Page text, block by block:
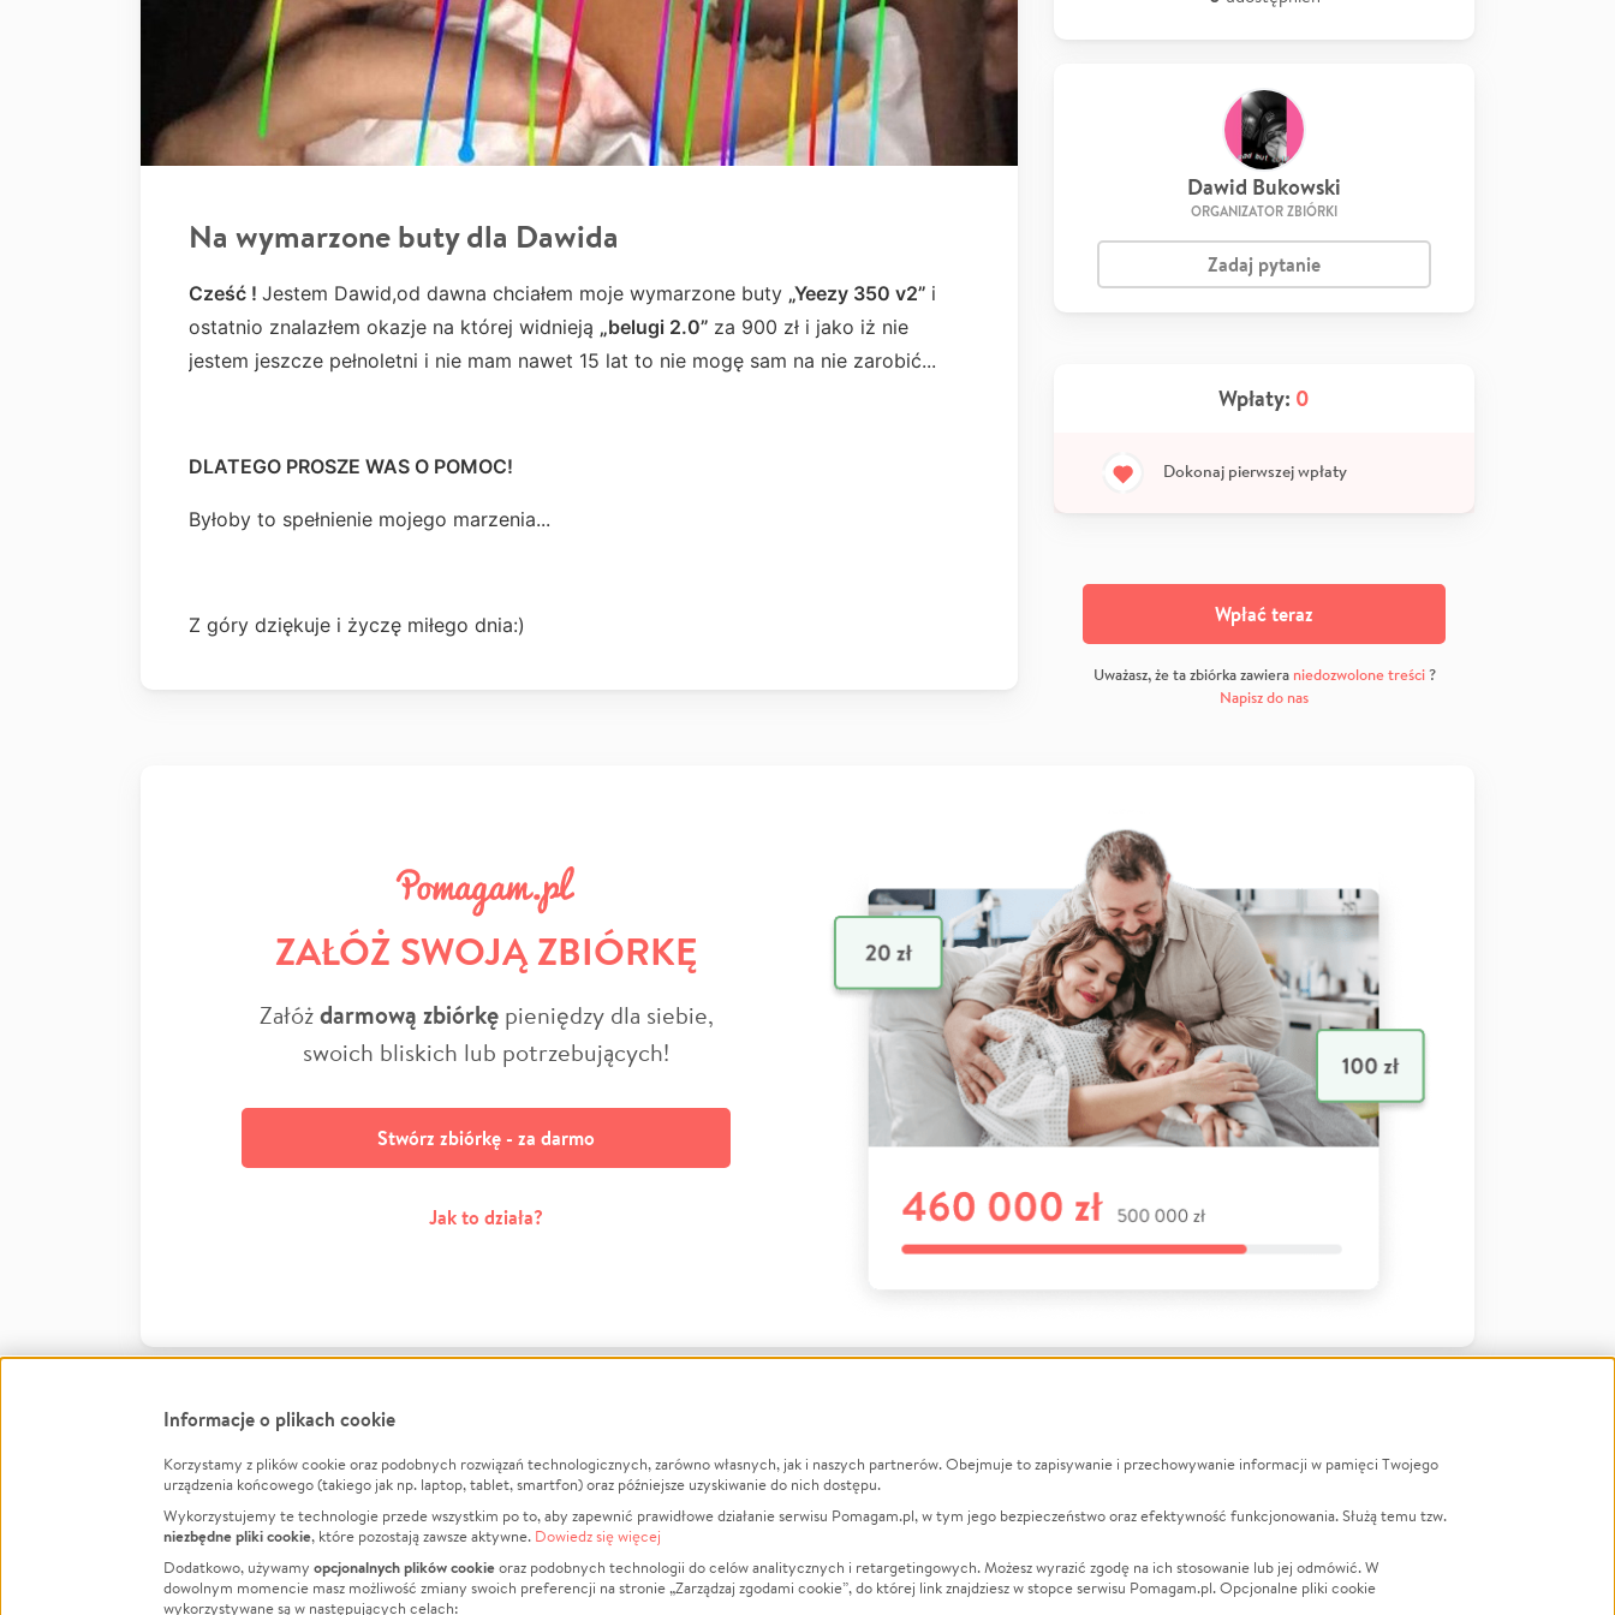
Na wymarzone buty dla Dawida
Cześć ! Jestem Dawid,od dawna chciałem moje wymarzone buty „Yeezy 350 v2” i
ostatnio znalazłem okazje na której widnieją „belugi 2.0” za 900 zł i jako iż nie
jestem jeszcze pełnoletni i nie mam nawet 15 lat to nie mogę sam na nie zarobić...
DLATEGO PROSZE WAS O POMOC!
Byłoby to spełnienie mojego marzenia...
Z góry dziękuje i życzę miłego dnia:)
Dawid Bukowski
ORGANIZATOR ZBIÓRKI
Zadaj pytanie
Wpłaty: 0
Dokonaj pierwszej wpłaty
Wpłać teraz
Uważasz, że ta zbiórka zawiera niedozwolone treści?
Napisz do nas
ZAŁÓŻ SWOJĄ ZBIÓRKĘ
Załóżdarmową zbiórkępieniędzy dla siebie,
swoich bliskich lub potrzebujących!
Stwórz zbiórkę - za darmo
Jak to działa?
FacebookTwitter Instagram
LinkedInTikTok Youtube
Informacje
Jak to działa?
Regulamin
Polityka Prywatności
O nas
Opinie
Raporty
Za darmo
Zbieraj na
Leczenie
Zwierzęta
Pożar
LGBTQ+
Powódź
Wichura
Informacje o plikach cookie
Korzystamy z plików cookie oraz podobnych rozwiązań technologicznych, zarówno własnych, jak i naszych partnerów. Obejmuje to zapisywanie i przechowywanie informacji w pamięci Twojego
urządzenia końcowego (takiego jak np. laptop, tablet, smartfon) oraz późniejsze uzyskiwanie do nich dostępu.
Wykorzystujemy te technologie przede wszystkim po to, aby zapewnić prawidłowe działanie serwisu Pomagam.pl, w tym jego bezpieczeństwo oraz efektywność funkcjonowania. Służą temu tzw.
niezbędne pliki cookie, które pozostają zawsze aktywne. Dowiedz się więcej
Dodatkowo, używamy opcjonalnych plików cookieoraz podobnych technologii do celów analitycznych i retargetingowych. Możesz wyrazić zgodę na ich stosowanie lub jej odmówić. W
dowolnym momencie masz możliwość zmiany swoich preferencji na stronie „Zarządzaj zgodami cookie”, do której link znajdziesz w stopce serwisu Pomagam.pl. Opcjonalne pliki cookie
wykorzystywane są w następujących celach: